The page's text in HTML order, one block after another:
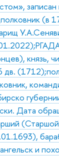
(в
князь,
дв.
Дата
и